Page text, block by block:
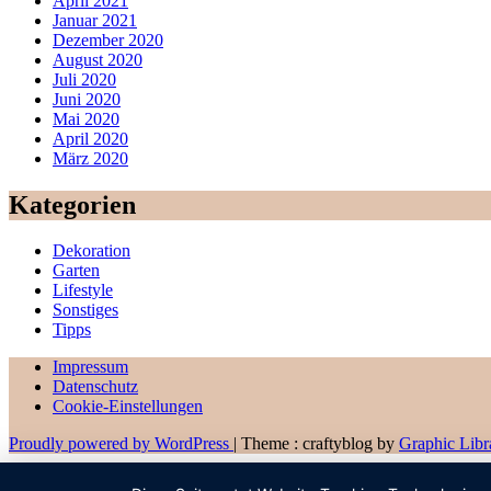
Januar 2021
Dezember 2020
August 2020
Juli 2020
Juni 2020
Mai 2020
April 2020
März 2020
Kategorien
Dekoration
Garten
Lifestyle
Sonstiges
Tipps
Impressum
Datenschutz
Cookie-Einstellungen
Proudly powered by WordPress
Theme : craftyblog by Graphic